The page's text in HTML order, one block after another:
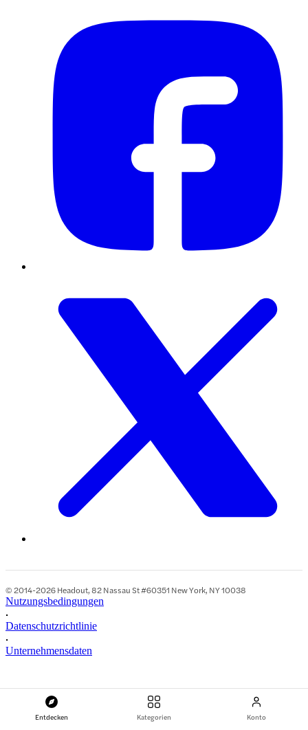
Entdecken Kategorien Konto
© 2014-2026 Headout, 82 Nassau St #60351 New York, NY 10038
Nutzungsbedingungen
•
Datenschutzrichtlinie
•
Unternehmensdaten